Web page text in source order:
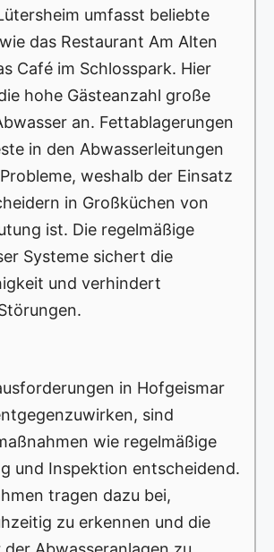
umfasst beliebte
das Restaurant Am Alten
Café im Schlosspark. Hier
hohe Gästeanzahl große
an. Fettablagerungen
in den Abwasserleitungen
weshalb der Einsatz
in Großküchen von
ist. Die regelmäßige
Systeme sichert die
und verhindert
in Hofgeismar
sind
wie regelmäßige
und Inspektion entscheidend.
tragen dazu bei,
zu erkennen und die